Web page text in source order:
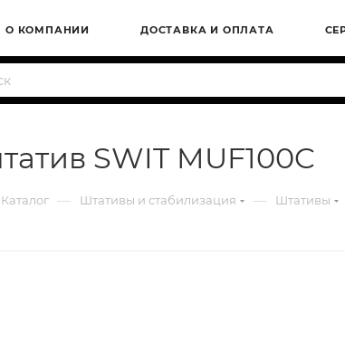
О КОМПАНИИ ДОСТАВКА И ОПЛАТА
SWIT MUF100C
Каталог — Штативы и стабилизация — Штативы